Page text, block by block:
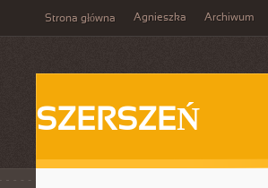
Strona główna Agnieszka Archiwum
SZERSZEŃ